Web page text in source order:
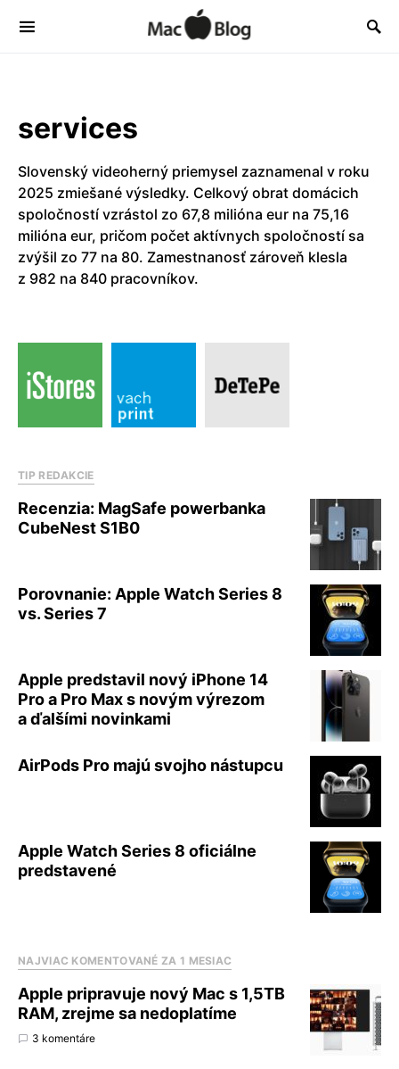
services
Slovenský videoherný priemysel zaznamenal v roku
2025 zmiešané výsledky. Celkový obrat domácich
spoločností vzrástol zo 67,8 milióna eur na 75,16
milióna eur, pričom počet aktívnych spoločností sa
zvýšil zo 77 na 80. Zamestnanosť zároveň klesla
z 982 na 840 pracovníkov.
TIP REDAKCIE
Recenzia: MagSafe powerbanka
CubeNest S1B0
Porovnanie: Apple Watch Series 8
vs. Series 7
Apple predstavil nový iPhone 14
Pro a Pro Max s novým výrezom
a ďalšími novinkami
AirPods Pro majú svojho nástupcu
Apple Watch Series 8 oficiálne
predstavené
NAJVIAC KOMENTOVANÉ ZA 1 MESIAC
Apple pripravuje nový Mac s 1,5TB
RAM, zrejme sa nedoplatíme
3 komentáre